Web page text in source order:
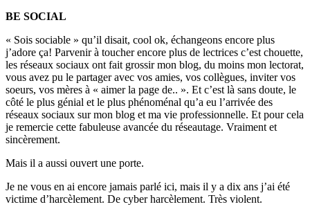
BE SOCIAL
« Sois sociable » qu’il disait, cool ok, échangeons encore plus
j’adore ça! Parvenir à toucher encore plus de lectrices c’est chouette,
les réseaux sociaux ont fait grossir mon blog, du moins mon lectorat,
vous avez pu le partager avec vos amies, vos collègues, inviter vos
soeurs, vos mères à « aimer la page de.. ». Et c’est là sans doute, le
côté le plus génial et le plus phénoménal qu’a eu l’arrivée des
réseaux sociaux sur mon blog et ma vie professionnelle. Et pour cela
je remercie cette fabuleuse avancée du réseautage. Vraiment et
sincèrement.
Mais il a aussi ouvert une porte.
Je ne vous en ai encore jamais parlé ici, mais il y a dix ans j’ai été
victime d’harcèlement. De cyber harcèlement. Très violent.